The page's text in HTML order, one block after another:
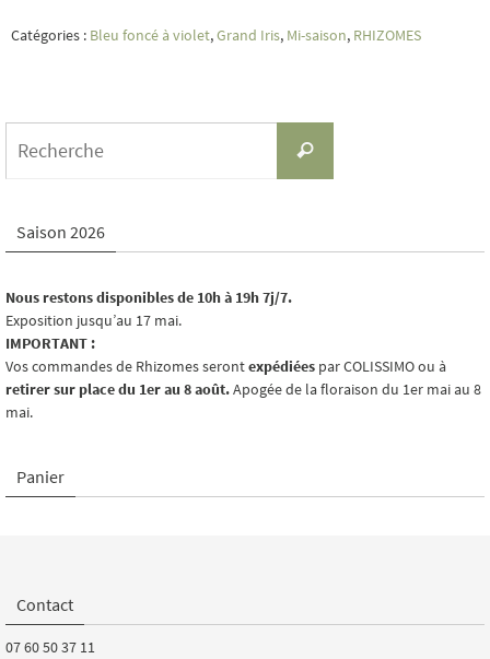
Strut
Catégories : Bleu foncé à violet,Grand Iris, Mi-saison, RHIZOMES
Recherche
Saison 2026
Nous restons disponibles de 10h à 19h 7j/7.
Exposition jusqu’au 17 mai.
IMPORTANT :
Vos commandes de Rhizomes serontexpédiées par COLISSIMO ou à
retirer sur place du 1er au 8 août.Apogée de la floraison du 1er mai au 8
mai.
Panier
Contact
07 60 50 37 11